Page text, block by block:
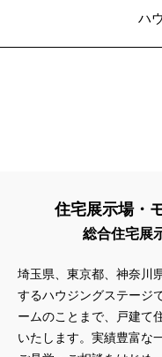
ハ
住宅展示場・
総合住宅展
埼玉県、東京都、神奈川
するハウジングステージ
ームのことまで、戸建て
いたします。実績豊富な